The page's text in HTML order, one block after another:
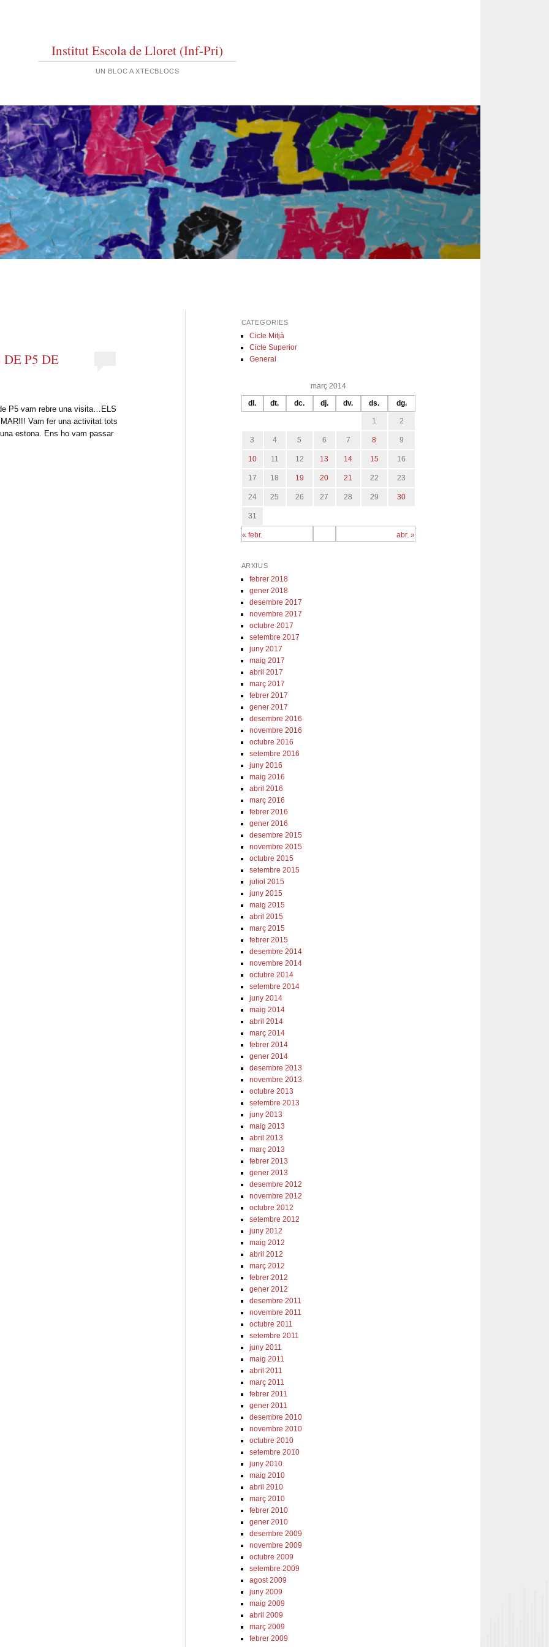
Institut Escola de Lloret (Inf-Pri)
UN BLOC A XTECBLOCS
P5 DE
P5 vam rebre una visita…ELS
Vam fer una activitat tots
estona. Ens ho vam passar
CATEGORIES
Cicle Mitjà
Cicle Superior
General
març 2014
dl. dt. dc. dj. dv. ds. dg.
« febr. abr. »
1 2
3 4 5 6 7 8 9
10 11 12 13 14 15 16
17 18 19 20 21 22 23
24 25 26 27 28 29 30
31
ARXIUS
febrer 2018
gener 2018
desembre 2017
novembre 2017
octubre 2017
setembre 2017
juny 2017
maig 2017
abril 2017
març 2017
febrer 2017
gener 2017
desembre 2016
novembre 2016
octubre 2016
setembre 2016
juny 2016
maig 2016
abril 2016
març 2016
febrer 2016
gener 2016
desembre 2015
novembre 2015
octubre 2015
setembre 2015
juliol 2015
juny 2015
maig 2015
abril 2015
març 2015
febrer 2015
desembre 2014
novembre 2014
octubre 2014
setembre 2014
juny 2014
maig 2014
abril 2014
març 2014
febrer 2014
gener 2014
desembre 2013
novembre 2013
octubre 2013
setembre 2013
juny 2013
maig 2013
abril 2013
març 2013
febrer 2013
gener 2013
desembre 2012
novembre 2012
octubre 2012
setembre 2012
juny 2012
maig 2012
abril 2012
març 2012
febrer 2012
gener 2012
desembre 2011
novembre 2011
octubre 2011
setembre 2011
juny 2011
maig 2011
abril 2011
març 2011
febrer 2011
gener 2011
desembre 2010
novembre 2010
octubre 2010
setembre 2010
juny 2010
maig 2010
abril 2010
març 2010
febrer 2010
gener 2010
desembre 2009
novembre 2009
octubre 2009
setembre 2009
agost 2009
juny 2009
maig 2009
abril 2009
març 2009
febrer 2009